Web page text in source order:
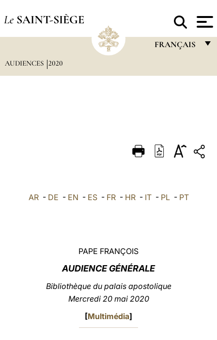
Le SAINT-SIÈGE
FRANÇAIS
DEUTSCH
العربيّة
AUDIENCES 2020
AR- DE - EN - ES- FR- HR- IT- PL- PT
PAPE FRANÇOIS
AUDIENCE GÉNÉRALE
Bibliothèque du palais apostolique
Mercredi 20 mai 2020
[Multimédia]